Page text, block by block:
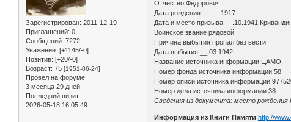
Зарегистрирован: 2011-12-19
Приглашений: 0
Сообщений: 7272
Уважение: [+1145/-0]
Позитив: [+20/-0]
Возраст: 75 [1951-06-24]
Провел на форуме:
3 месяца 29 дней
Последний визит:
2026-05-18 16:05:49
Отчество Федорович
Дата рождения __.__.1917
Дата и место призыва __.10.1941
Воинское звание рядовой
Причина выбытия пропал без вести
Дата выбытия __.03.1942
Название источника информации ЦАМО
Номер фонда источника информации 58
Номер описи источника информации
Номер дела источника информации 38
Сведения из документа: место рождения
Информация из Книги Памяти http://